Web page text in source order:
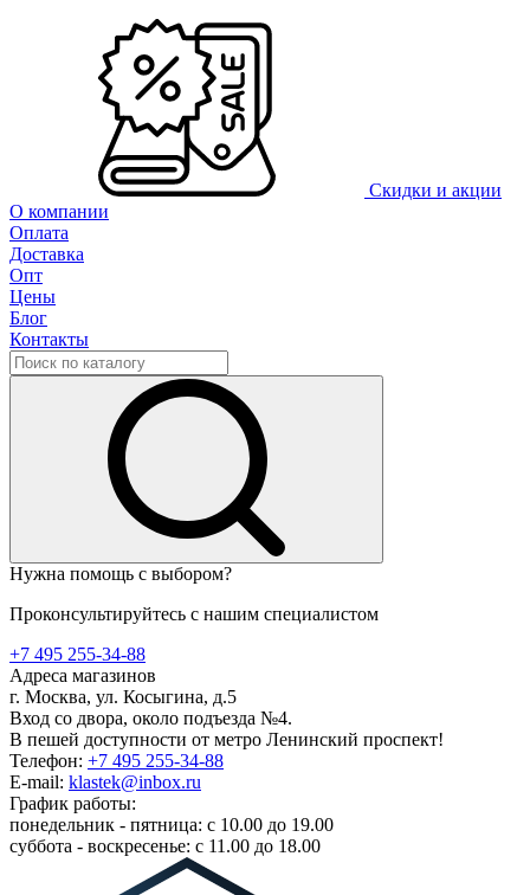
Скидки и акции
О компании
Оплата
Доставка
Опт
Цены
Блог
Контакты
Нужна помощь с выбором?
Проконсультируйтесь с нашим специалистом
+7 495 255-34-88
Адреса магазинов
г. Москва, ул. Косыгина, д.5
Вход со двора, около подъезда №4.
В пешей доступности от метро Ленинский проспект!
Телефон: +7 495 255-34-88
E-mail: klastek@inbox.ru
График работы:
понедельник - пятница: с 10.00 до 19.00
суббота - воскресенье: с 11.00 до 18.00